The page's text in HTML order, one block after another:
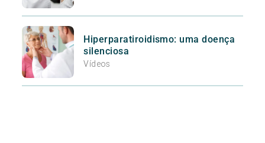
Hiperparatiroidismo: uma doença
silenciosa
Vídeos